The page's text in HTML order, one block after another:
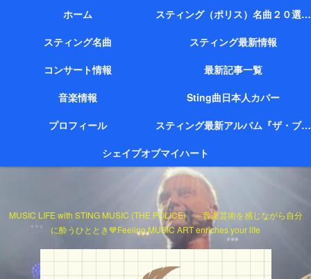
MUSIC LIFE with STING MUSIC (THE POLICE) ～音楽芸術を感じながら自分
に酔うひととき💙Feeling MUSIC ART enriches your life
ホーム
スティング（ポリス）名曲２０選（代表作）
スティング名曲
スティング最新情報
コンサート情報
最新記事一覧
音楽情報
Sting曲日本人カバー
プロフィール
スティング最新アルバム『ザ・ブリッジ』
シェイプオブマイハート